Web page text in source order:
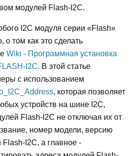
модулей Flash-I2C.
I2C модуля серии «Flash»
том как это сделать
Wiki - Программная установка
I2C. В этой статье
с использованием
, которая позволяет
устройств на шине I2C,
Flash-I2C не отключая их от
номер модели, версию
I2C, а главное -